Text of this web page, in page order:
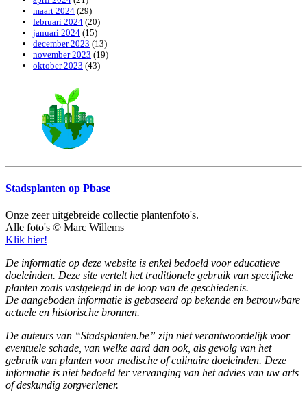
maart 2024 (29)
februari 2024 (20)
januari 2024 (15)
december 2023 (13)
november 2023 (19)
oktober 2023 (43)
Stadsplanten op Pbase
Onze zeer uitgebreide collectie plantenfoto's.
Alle foto's © Marc Willems
Klik hier!
De informatie op deze website is enkel bedoeld voor educatieve
doeleinden. Deze site vertelt het traditionele gebruik van specifieke
planten zoals vastgelegd in de loop van de geschiedenis.
De aangeboden informatie is gebaseerd op bekende en betrouwbare
actuele en historische bronnen.
De auteurs van “Stadsplanten.be” zijn niet verantwoordelijk voor
eventuele schade, van welke aard dan ook, als gevolg van het
gebruik van planten voor medische of culinaire doeleinden. Deze
informatie is niet bedoeld ter vervanging van het advies van uw arts
of deskundig zorgverlener.